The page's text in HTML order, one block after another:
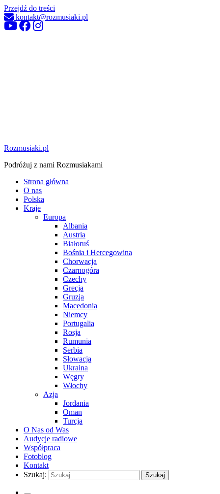
Przejdź do treści
kontakt@rozmusiaki.pl
Rozmusiaki.pl
Podróżuj z nami Rozmusiakami
Strona główna
O nas
Polska
Kraje
Europa
Albania
Austria
Białoruś
Bośnia i Hercegowina
Chorwacja
Czarnogóra
Czechy
Grecja
Gruzja
Macedonia
Niemcy
Portugalia
Rosja
Rumunia
Serbia
Słowacja
Ukraina
Węgry
Włochy
Azja
Jordania
Oman
Turcja
O Nas od Was
Audycje radiowe
Współpraca
Fotoblog
Kontakt
Szukaj: